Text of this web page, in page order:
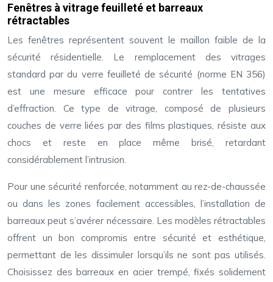
Fenêtres à vitrage feuilleté et barreaux
rétractables
Les fenêtres représentent souvent le maillon faible de la
sécurité résidentielle. Le remplacement des vitrages
standard par du verre feuilleté de sécurité (norme EN 356)
est une mesure efficace pour contrer les tentatives
d’effraction. Ce type de vitrage, composé de plusieurs
couches de verre liées par des films plastiques, résiste aux
chocs et reste en place même brisé, retardant
considérablement l’intrusion.
Pour une sécurité renforcée, notamment au rez-de-chaussée
ou dans les zones facilement accessibles, l’installation de
barreaux peut s’avérer nécessaire. Les modèles rétractables
offrent un bon compromis entre sécurité et esthétique,
permettant de les dissimuler lorsqu’ils ne sont pas utilisés.
Choisissez des barreaux en acier trempé, fixés solidement